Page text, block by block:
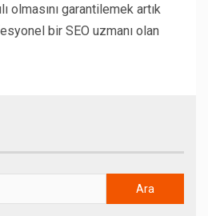
olmasını garantilemek artık
bir SEO uzmanı olan